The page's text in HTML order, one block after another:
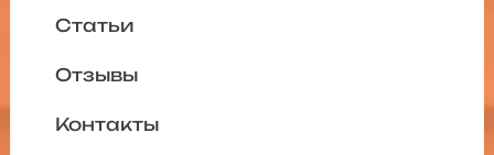
Статьи
Отзывы
Контакты